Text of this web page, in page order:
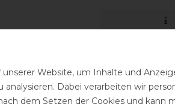
Website, um Inhalte und
Dabei verarbeiten wir
dem Setzen der Cookies und kann